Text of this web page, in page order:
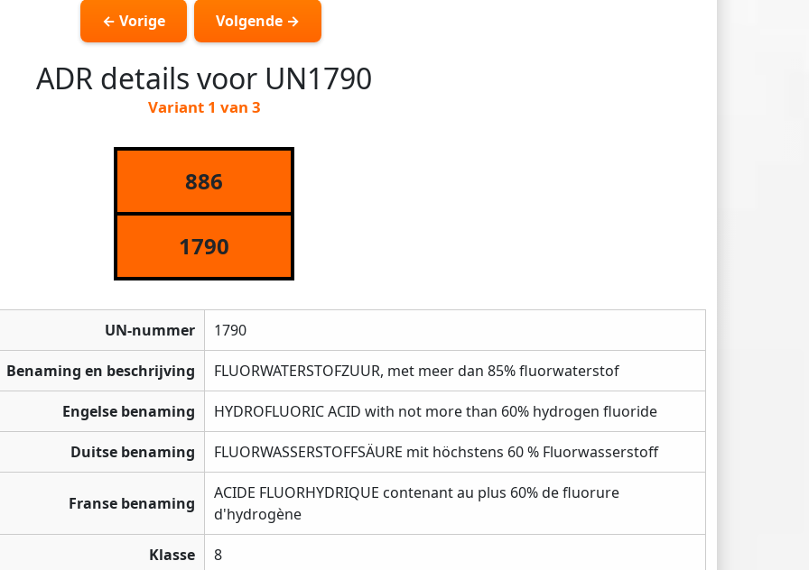
← Vorige Volgende →
ADR details voor UN1790
Variant 1 van 3
886
1790
UN-nummer 1790
Benaming en beschrijving FLUORWATERSTOFZUUR, met meer dan 85% fluorwaterstof
Engelse benaming HYDROFLUORIC ACID with not more than 60% hydrogen fluoride
Duitse benaming FLUORWASSERSTOFFSÄURE mit höchstens 60 % Fluorwasserstoff
Franse benaming
ACIDE FLUORHYDRIQUE contenant au plus 60% de fluorure
d'hydrogène
Klasse 8